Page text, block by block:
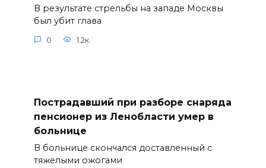
В результате стрельбы на западе Москвы
был убит глава
0 1.2к.
Пострадавший при разборе снаряда
пенсионер из Ленобласти умер в
больнице
В больнице скончался доставленный с
тяжелыми ожогами